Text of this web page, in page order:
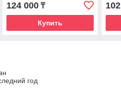
124 000₸
Купить
год